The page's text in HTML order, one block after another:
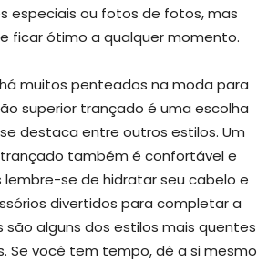
especiais ou fotos de fotos, mas
ficar ótimo a qualquer momento.
muitos penteados na moda para
superior trançado é uma escolha
destaca entre outros estilos. Um
também é confortável e
lembre-se de hidratar seu cabelo e
divertidos para completar a
são alguns dos estilos mais quentes
Se você tem tempo, dê a si mesmo